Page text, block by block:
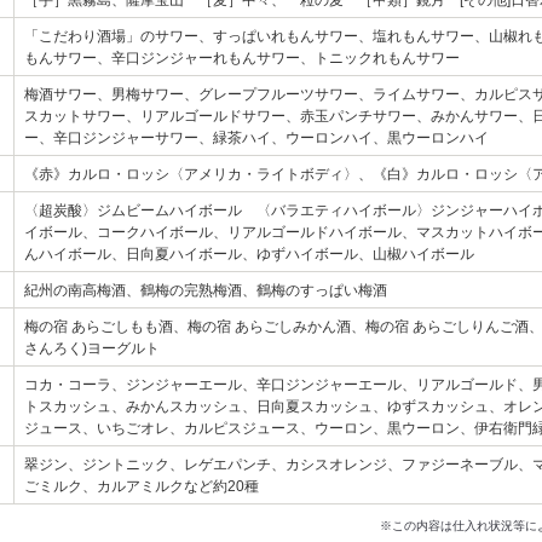
「こだわり酒場」のサワー、すっぱいれもんサワー、塩れもんサワー、山椒れ
もんサワー、辛口ジンジャーれもんサワー、トニックれもんサワー
梅酒サワー、男梅サワー、グレープフルーツサワー、ライムサワー、カルピス
スカットサワー、リアルゴールドサワー、赤玉パンチサワー、みかんサワー、
ー、辛口ジンジャーサワー、緑茶ハイ、ウーロンハイ、黒ウーロンハイ
《赤》カルロ・ロッシ〈アメリカ・ライトボディ〉、《白》カルロ・ロッシ〈
〈超炭酸〉ジムビームハイボール 〈バラエティハイボール〉ジンジャーハイ
イボール、コークハイボール、リアルゴールドハイボール、マスカットハイボ
んハイボール、日向夏ハイボール、ゆずハイボール、山椒ハイボール
紀州の南高梅酒、鶴梅の完熟梅酒、鶴梅のすっぱい梅酒
梅の宿 あらごしもも酒、梅の宿 あらごしみかん酒、梅の宿 あらごしりんご酒
さんろく)ヨーグルト
コカ・コーラ、ジンジャーエール、辛口ジンジャーエール、リアルゴールド、
トスカッシュ、みかんスカッシュ、日向夏スカッシュ、ゆずスカッシュ、オレ
ジュース、いちごオレ、カルピスジュース、ウーロン、黒ウーロン、伊右衛門
翠ジン、ジントニック、レゲエパンチ、カシスオレンジ、ファジーネーブル、
ごミルク、カルアミルクなど約20種
※この内容は仕入れ状況等に